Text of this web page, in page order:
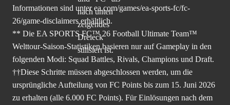
Informationen sind unterea.com/games/ea-sports-fc/fc-
26/game-disclaimers erhältlich.
** Die EA SPORTS FC™ 26 Football Ultimate Team™
Welttour-Saison-Statistiken basieren nur auf Gameplay in den
folgenden Modi: Squad Battles, Rivals, Champions und Draft.
††Diese Schritte müssen abgeschlossen werden, um die
ursprüngliche Aufteilung von FC Points bis zum 15. Juni 2026
zu erhalten (alle 6.000 FC Points). Für Einlösungen nach dem